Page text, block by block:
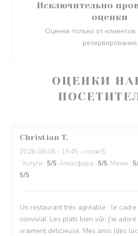
ОЦЕНКИ
Christian T
2026-08-05 - 19:45 - гости 5
Услуги : 5/5 Атмосфера : 5/5 Меню : 5
5/5
Un restaurant très agréable : le
convivial. Les plats bien sûr, j'ai
vraiment délicieuse. Mes amis (des
Исключительно
оценки
Оценки только от
резервирование